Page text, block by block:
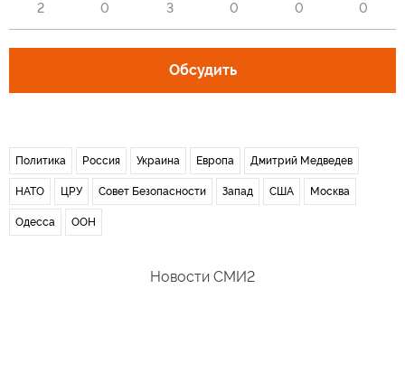
2 0 3 0 0 0
Обсудить
Политика Россия Украина Европа Дмитрий Медведев
НАТО ЦРУ Совет Безопасности Запад США Москва
Одесса ООН
Новости СМИ2